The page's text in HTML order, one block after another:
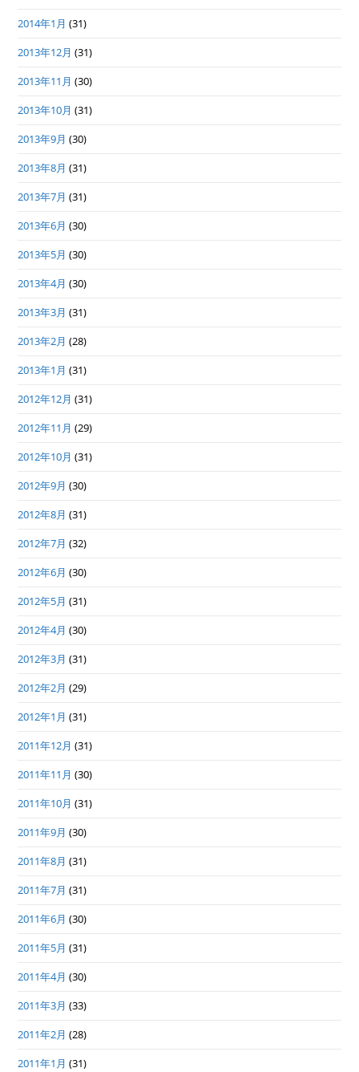
2014年1月 (31)
2013年12月 (31)
2013年11月 (30)
2013年10月 (31)
2013年9月 (30)
2013年8月 (31)
2013年7月 (31)
2013年6月 (30)
2013年5月 (30)
2013年4月 (30)
2013年3月 (31)
2013年2月 (28)
2013年1月 (31)
2012年12月 (31)
2012年11月 (29)
2012年10月 (31)
2012年9月 (30)
2012年8月 (31)
2012年7月 (32)
2012年6月 (30)
2012年5月 (31)
2012年4月 (30)
2012年3月 (31)
2012年2月 (29)
2012年1月 (31)
2011年12月 (31)
2011年11月 (30)
2011年10月 (31)
2011年9月 (30)
2011年8月 (31)
2011年7月 (31)
2011年6月 (30)
2011年5月 (31)
2011年4月 (30)
2011年3月 (33)
2011年2月 (28)
2011年1月 (31)